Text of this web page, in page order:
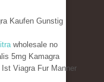
Kaufen Gunstig
wholesale no
5mg Kamagra
Viagra Fur Manner